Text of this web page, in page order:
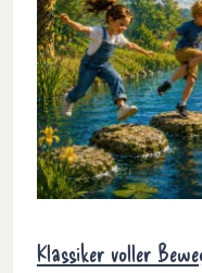
Klassiker voller